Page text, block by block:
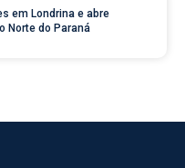
em Londrina e abre
Norte do Paraná